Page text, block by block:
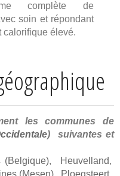
complète de
soin et répondant
calorifique élevé.
les communes de
) suivantes et
(Belgique), Heuvelland,